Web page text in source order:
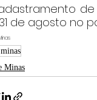
de agosto no
Minas